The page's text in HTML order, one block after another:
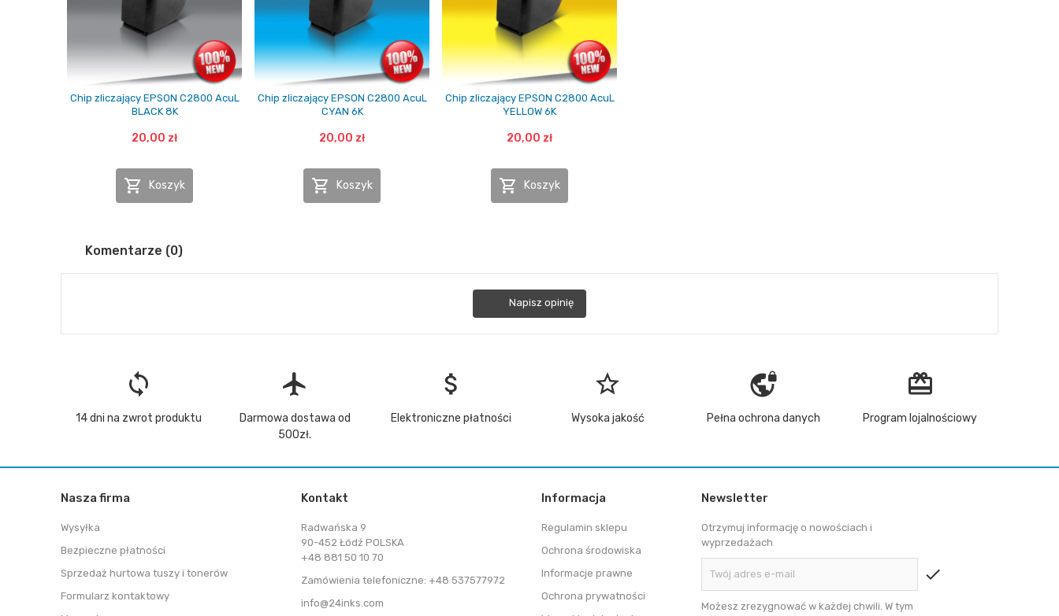
Chip zliczający EPSON C2800 AcuL
BLACK 8K
20,00 zł
 Koszyk
Chip zliczający EPSON C2800 AcuL
CYAN 6K
20,00 zł
 Koszyk
Chip zliczający EPSON C2800 AcuL
YELLOW 6K
20,00 zł
 Koszyk
Komentarze (0)
Napisz opinię
loop
14 dni na zwrot produktu
flight
Darmowa dostawa od
500zł.
attach_money
Elektroniczne płatności
star_border
Wysoka jakość
vpn_lock
Pełna ochrona danych
redeem
Program lojalnościowy
Nasza firma
Wysyłka
Bezpieczne płatności
Sprzedaż hurtowa tuszy i tonerów
Formularz kontaktowy
Kontakt
Radwańska 9
90-452 Łódź POLSKA
+48 881 50 10 70
Zamówienia telefoniczne: +48 537577972
info@24inks.com
Informacja
Regulamin sklepu
Ochrona środowiska
Informacje prawne
Ochrona prywatności
Newsletter
Otrzymuj informację o nowościach i
wyprzedażach
check
Możesz zrezygnować w każdej chwili. W tym